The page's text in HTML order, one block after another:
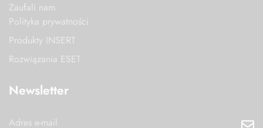
Zaufali nam
Polityka prywatności
Produkty INSERT
Rozwiązania ESET
Newsletter